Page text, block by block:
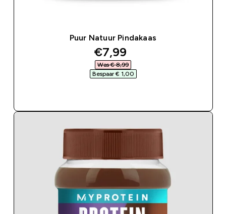
Puur Natuur Pindakaas
discounted price
€7,99‎
Was € 8,99‎
Bespaar € 1,00‎